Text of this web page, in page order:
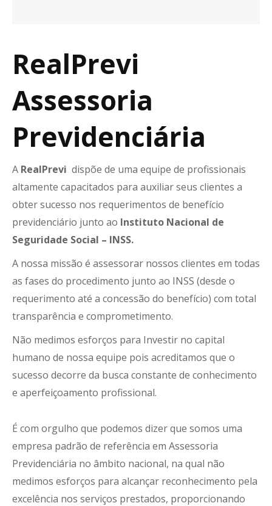
RealPrevi
Assessoria
Previdenciária
A RealPrevi dispõe de uma equipe de profissionais
altamente capacitados para auxiliar seus clientes a
obter sucesso nos requerimentos de benefício
previdenciário junto ao Instituto Nacional de
Seguridade Social – INSS.
A nossa missão é assessorar nossos clientes em todas
as fases do procedimento junto ao INSS (desde o
requerimento até a concessão do benefício) com total
transparência e comprometimento.
Não medimos esforços para Investir no capital
humano de nossa equipe pois acreditamos que o
sucesso decorre da busca constante de conhecimento
e aperfeiçoamento profissional.
É com orgulho que podemos dizer que somos uma
empresa padrão de referência em Assessoria
Previdenciária no âmbito nacional, na qual não
medimos esforços para alcançar reconhecimento pela
excelência nos serviços prestados, proporcionando